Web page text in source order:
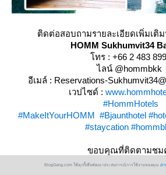
ติดต่อสอบถามรายละเอียดเพิ่มเติ
HOMM Sukhumvit34
ทร : +66 2 483
ไลน์ @hommbkk
อีเมล์ : Reservations-
เวปไซด์ :
#HommHotels
#MakeItYourHOMM #Bjaunthotel
#staycation
ขอบคุณที่ติดตามชม
BlogGang.com ใช้คุกกี้เพื่อพัฒนาประสบการณ์การใช้งานของคุณ อ่า